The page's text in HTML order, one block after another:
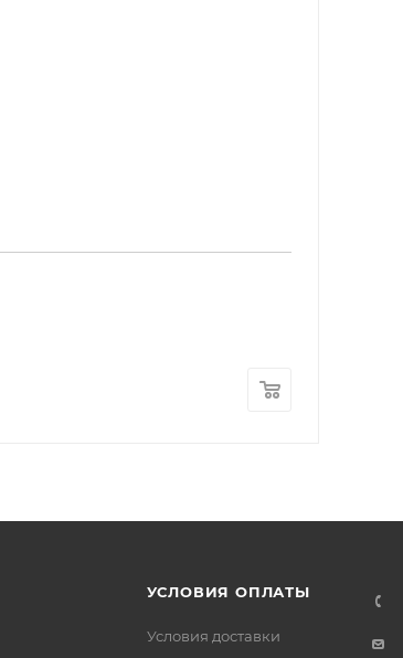
УСЛОВИЯ ОПЛАТЫ
Условия доставки